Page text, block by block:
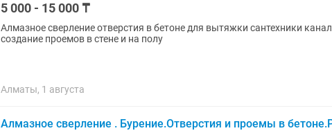
5 000 - 15 000 ₸
Алмазное сверление отверстия в бетоне для вытяжки сантехники
создание проемов в стене и на полу
Алматы, 1 августа
Алмазное сверление . Бурение.Отверстия и проемы в